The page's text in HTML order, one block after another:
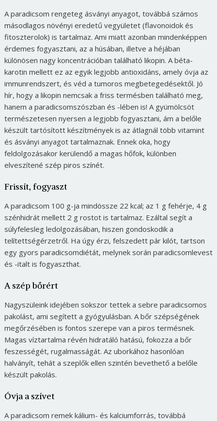
A paradicsom rengeteg ásványi anyagot, továbbá számos
másodlagos növényi eredetű vegyületet (flavonoidok és
fitoszterolok) is tartalmaz. Ami miatt azonban mindenképpen
érdemes fogyasztani, az a húsában, illetve a héjában
különösen nagy koncentrációban található likopin. A béta-
karotin mellett ez az egyik legjobb antioxidáns, amely óvja az
immunrendszert, és véd a tumoros megbetegedésektől. Jó
hír, hogy a likopin nemcsak a friss termésben található meg,
hanem a paradicsomszószban és -lében is! A gyümölcsöt
természetesen nyersen a legjobb fogyasztani, ám a belőle
készült tartósított készítmények is az átlagnál több vitamint
és ásványi anyagot tartalmaznak. Ennek oka, hogy
feldolgozásakor kerülendő a magas hőfok, különben
elveszítené szép piros színét.
Frissít, fogyaszt
A paradicsom 100 g-ja mindössze 22 kcal; az 1 g fehérje, 4 g
szénhidrát mellett 2 g rostot is tartalmaz. Ezáltal segít a
súlyfelesleg ledolgozásában, hiszen gondoskodik a
telítettségérzetről. Ha úgy érzi, felszedett pár kilót, tartson
egy gyors paradicsomdiétát, melynek során paradicsomlevest
és -italt is fogyaszthat.
A szép bőrért
Nagyszüleink idejében sokszor tettek a sebre paradicsomos
pakolást, ami segített a gyógyulásban. A bőr szépségének
megőrzésében is fontos szerepe van a piros termésnek.
Magas víztartalma révén hidratáló hatású, fokozza a bőr
feszességét, rugalmasságát. Az uborkához hasonlóan
halványít, tehát a szeplők ellen szintén bevethető a belőle
készült pakolás.
Óvja a szívet
A paradicsom remek kálium- és kalciumforrás, továbbá